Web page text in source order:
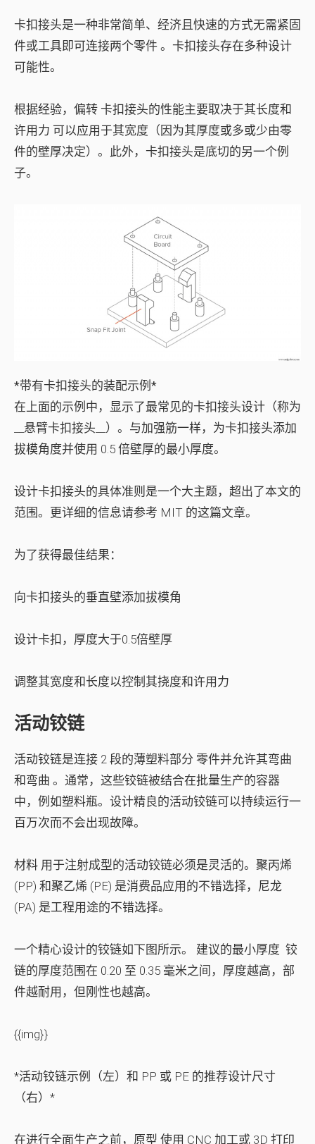
卡扣接头是一种非常简单、经济且快速的方式无需紧固
件或工具即可连接两个零件 。卡扣接头存在多种设计
可能性。
根据经验， 偏转 卡扣接头的性能主要取决于其长度和
许用力 可以应用于其宽度（因为其厚度或多或少由零
件的壁厚决定）。此外，卡扣接头是底切的另一个例
子。
*带有卡扣接头的装配示例*
在上面的示例中，显示了最常见的卡扣接头设计（称为
__悬臂卡扣接头__）。与加强筋一样，为卡扣接头添加
拔模角度并使用 0.5 倍壁厚的最小厚度。
设计卡扣接头的具体准则是一个大主题，超出了本文的
范围。更详细的信息请参考 MIT 的这篇文章。
为了获得最佳结果：
向卡扣接头的垂直壁添加拔模角
设计卡扣，厚度大于0.5倍壁厚
调整其宽度和长度以控制其挠度和许用力
活动铰链
活动铰链是连接 2 段的薄塑料部分 零件并允许其弯曲
和弯曲 。通常，这些铰链被结合在批量生产的容器
中，例如塑料瓶。设计精良的活动铰链可以持续运行一
百万次而不会出现故障。
材料 用于注射成型的活动铰链必须是灵活的。聚丙烯
(PP) 和聚乙烯 (PE) 是消费品应用的不错选择，尼龙
(PA) 是工程用途的不错选择。
一个精心设计的铰链如下图所示。 建议的最小厚度 铰
链的厚度范围在 0.20 至 0.35 毫米之间，厚度越高，部
件越耐用，但刚性也越高。
{{img}}
*活动铰链示例（左）和 PP 或 PE 的推荐设计尺寸
（右）*
在进行全面生产之前， 原型 使用 CNC 加工或 3D 打印